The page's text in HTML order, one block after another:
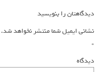
دیدگاهتان را بنویسید
نشانی ایمیل شما منتشر نخواهد شد.
*
دیدگاه